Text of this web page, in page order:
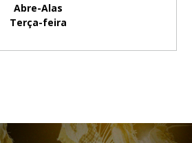
Abre-Alas
Terça-feira